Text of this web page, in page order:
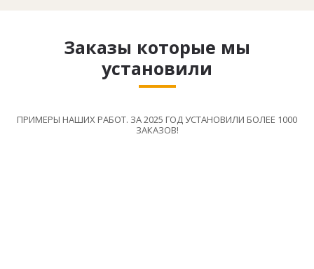
Заказы которые мы
установили
ПРИМЕРЫ НАШИХ РАБОТ. ЗА 2025 ГОД УСТАНОВИЛИ БОЛЕЕ 1000
ЗАКАЗОВ!